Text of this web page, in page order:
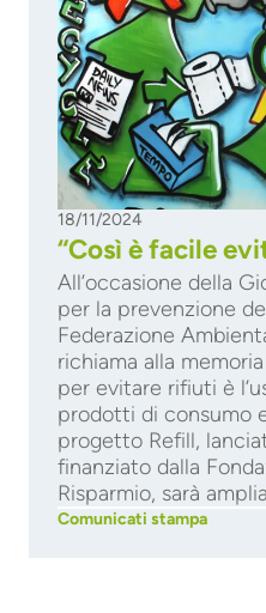
18/11/2024
“Così è facile
All’occasione della
per la prevenzione
Federazione
richiama alla
per evitare rifiuti è
prodotti di consumo
progetto Refill,
finanziato dalla
Risparmio, sarà
Comunicati stampa